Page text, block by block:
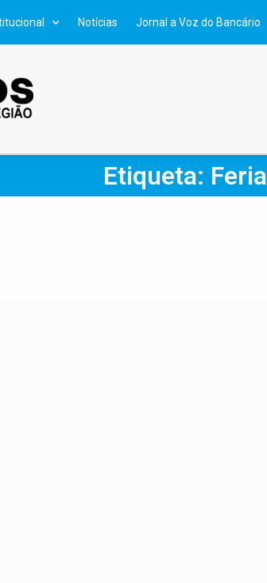
Notícias Jornal a Voz do Bancário
Etiqueta: